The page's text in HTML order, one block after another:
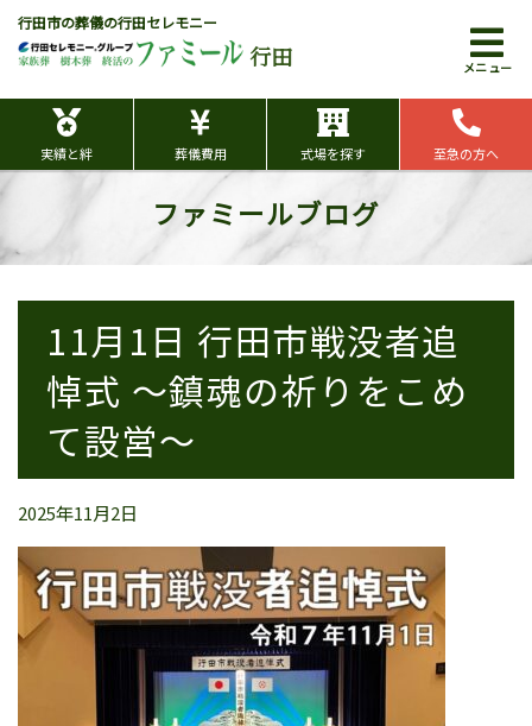
行田市の葬儀の行田セレモニー
行田 メニュー
実績と絆 葬儀費用 式場を探す 至急の方へ
ファミールブログ
11月1日 行田市戦没者追
悼式 ～鎮魂の祈りをこめ
て設営～
2025年11月2日